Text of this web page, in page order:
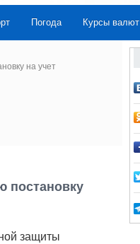
Погода Курсы валют
на учет
постановку
защиты